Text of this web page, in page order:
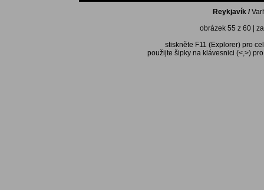
Reykjavík /
obrázek 55 z 60 |
stiskněte F11 (Explorer) pro
použijte šipky na klávesnici (<,>)